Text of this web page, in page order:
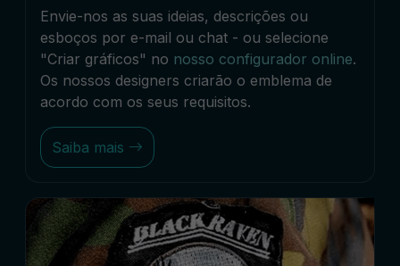
Envie-nos as suas ideias, descrições ou
esboços por e-mail ou chat - ou selecione
"Criar gráficos" no nosso configurador online.
Os nossos designers criarão o emblema de
acordo com os seus requisitos.
Saiba mais